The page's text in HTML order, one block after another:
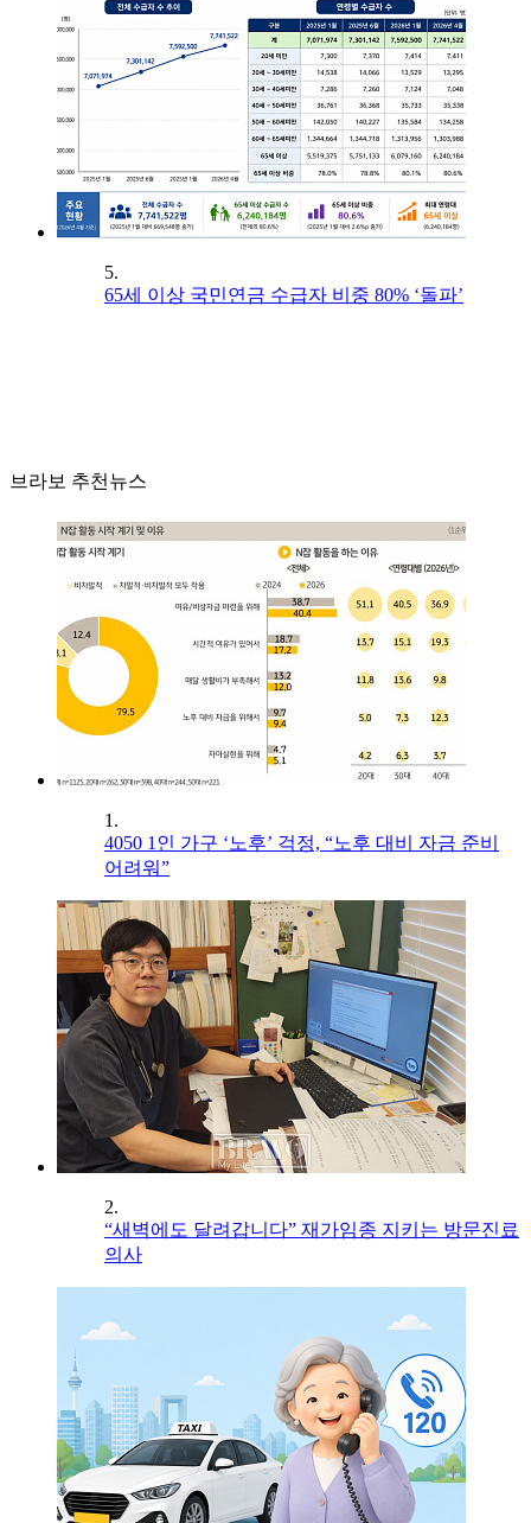
5.
65세 이상 국민연금 수급자 비중 80% ‘돌파’
브라보 추천뉴스
1.
4050 1인 가구 ‘노후’ 걱정, “노후 대비 자금 준비
어려워”
2.
“새벽에도 달려갑니다” 재가임종 지키는 방문진료
의사